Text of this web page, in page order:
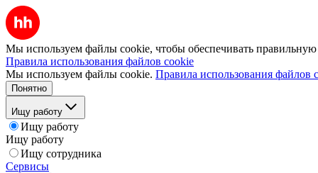
Мы используем файлы cookie, чтобы обеспечивать правильную
Правила использования файлов cookie
Мы используем файлы cookie. Правила использования файлов
Понятно
Ищу работу
Ищу работу
Ищу работу
Ищу сотрудника
Сервисы